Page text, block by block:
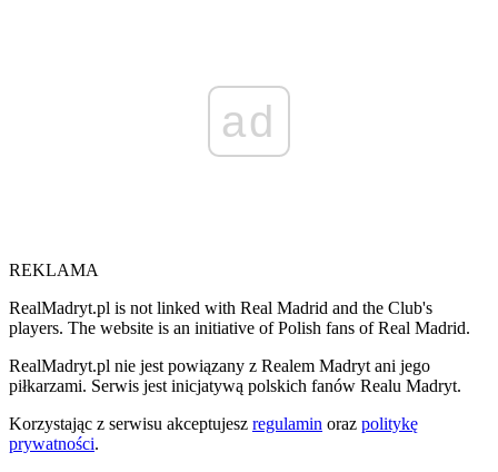
ad
REKLAMA
RealMadryt.pl is not linked with Real Madrid and the Club's
players. The website is an initiative of Polish fans of Real Madrid.
RealMadryt.pl nie jest powiązany z Realem Madryt ani jego
piłkarzami. Serwis jest inicjatywą polskich fanów Realu Madryt.
Korzystając z serwisu akceptujesz regulamin oraz politykę
prywatności.